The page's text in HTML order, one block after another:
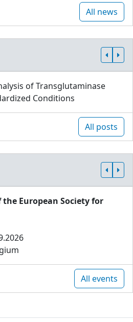
All news
of Transglutaminase
Conditions
All posts
European Society for
All events